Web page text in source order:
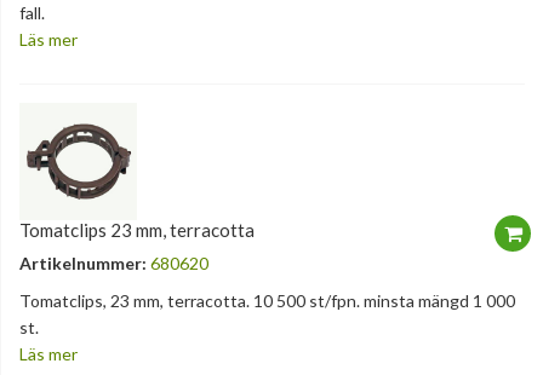
fall.
Läs mer
Tomatclips 23 mm, terracotta
Artikelnummer: 680620
Tomatclips, 23 mm, terracotta. 10 500 st/fpn. minsta mängd 1 000
st.
Läs mer